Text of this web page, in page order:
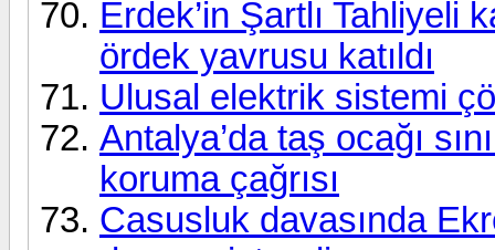
Erdek’in Şartlı Tahliyeli
ördek yavrusu katıldı
Ulusal elektrik sistemi
Antalya’da taş ocağı
koruma çağrısı
Casusluk davasında